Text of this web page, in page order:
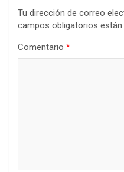
Tu dirección de correo
campos obligatorios
Comentario *